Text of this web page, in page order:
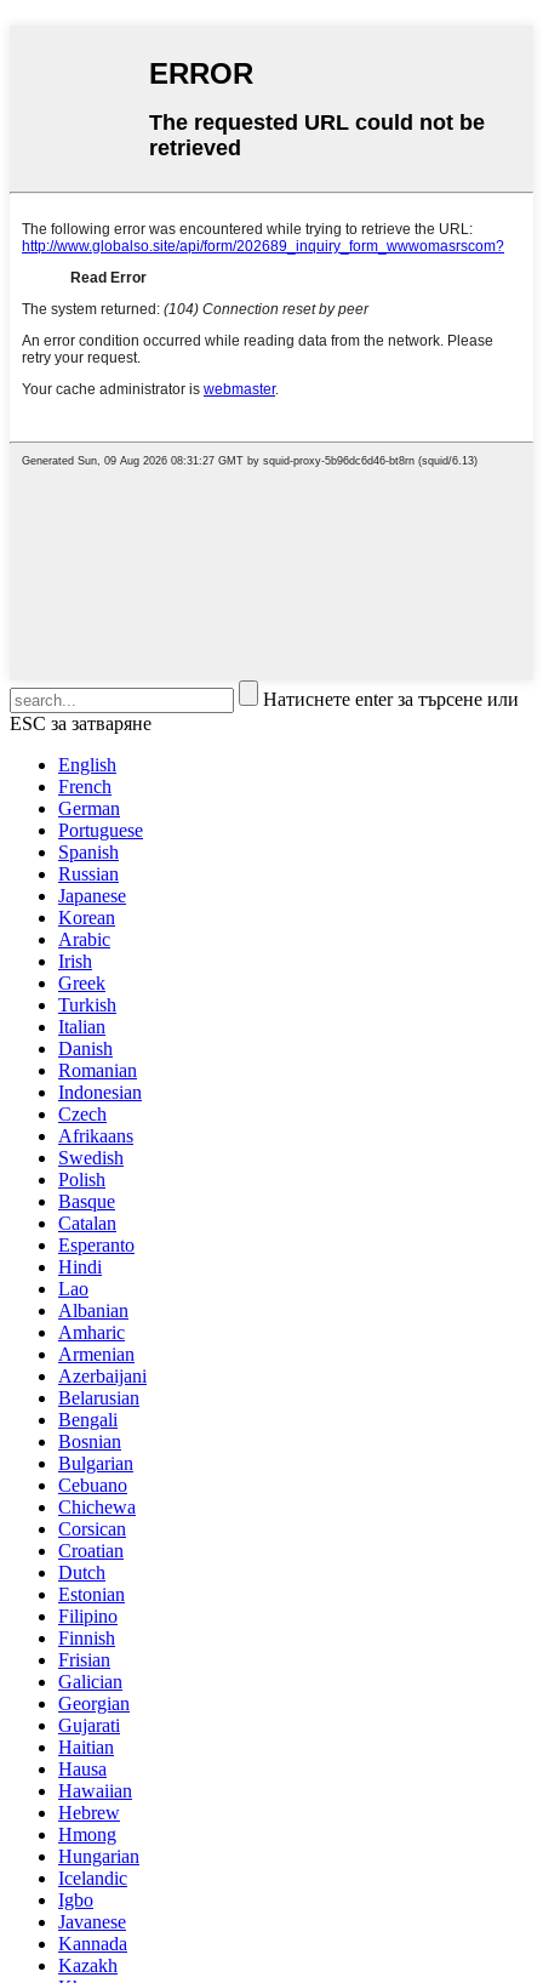
Натиснете enter за търсене или
ESC за затваряне
English
French
German
Portuguese
Spanish
Russian
Japanese
Korean
Arabic
Irish
Greek
Turkish
Italian
Danish
Romanian
Indonesian
Czech
Afrikaans
Swedish
Polish
Basque
Catalan
Esperanto
Hindi
Lao
Albanian
Amharic
Armenian
Azerbaijani
Belarusian
Bengali
Bosnian
Bulgarian
Cebuano
Chichewa
Corsican
Croatian
Dutch
Estonian
Filipino
Finnish
Frisian
Galician
Georgian
Gujarati
Haitian
Hausa
Hawaiian
Hebrew
Hmong
Hungarian
Icelandic
Igbo
Javanese
Kannada
Kazakh